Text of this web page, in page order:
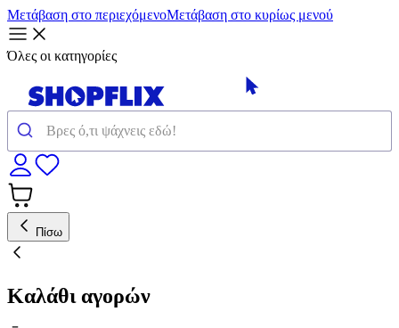
Μετάβαση στο περιεχόμενοΜετάβαση στο κυρίως μενού
Όλες οι κατηγορίες
Πίσω
Καλάθι αγορών